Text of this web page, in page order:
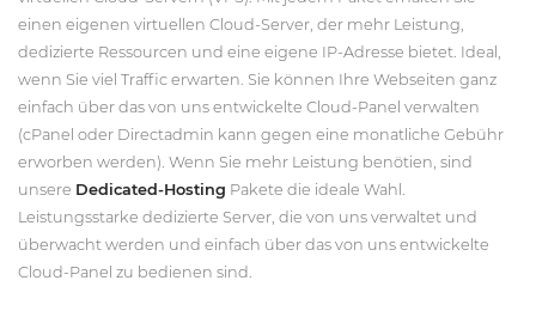
einen eigenen virtuellen Cloud-Server, der mehr Leistung,
dedizierte Ressourcen und eine eigene IP-Adresse bietet. Ideal,
wenn Sie viel Traffic erwarten. Sie können Ihre Webseiten ganz
einfach über das von uns entwickelte Cloud-Panel verwalten
(cPanel oder Directadmin kann gegen eine monatliche Gebühr
erworben werden). Wenn Sie mehr Leistung benötien, sind
unsere Dedicated-Hosting Pakete die ideale Wahl.
Leistungsstarke dedizierte Server, die von uns verwaltet und
überwacht werden und einfach über das von uns entwickelte
Cloud-Panel zu bedienen sind.